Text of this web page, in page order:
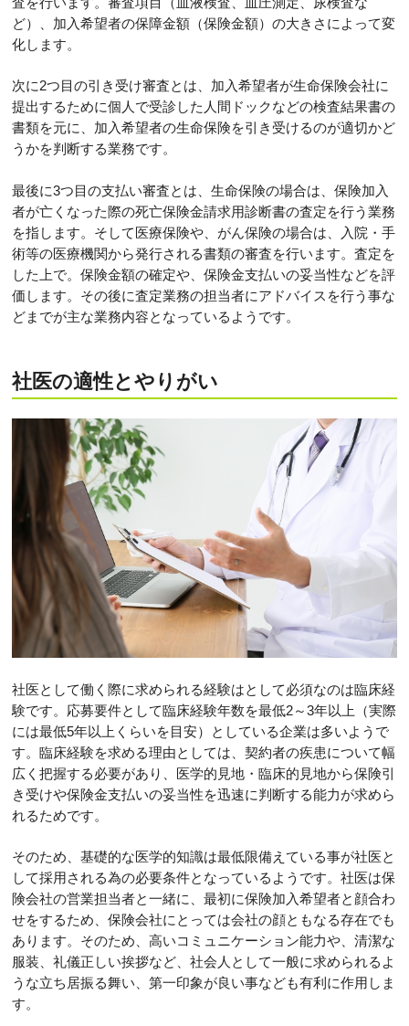
ど）、加入希望者の保障金額（保険金額）の大きさによって変
化します。
次に2つ目の引き受け審査とは、加入希望者が生命保険会社に
提出するために個人で受診した人間ドックなどの検査結果書の
書類を元に、加入希望者の生命保険を引き受けるのが適切かど
うかを判断する業務です。
最後に3つ目の支払い審査とは、生命保険の場合は、保険加入
者が亡くなった際の死亡保険金請求用診断書の査定を行う業務
を指します。そして医療保険や、がん保険の場合は、入院・手
術等の医療機関から発行される書類の審査を行います。査定を
した上で。保険金額の確定や、保険金支払いの妥当性などを評
価します。その後に査定業務の担当者にアドバイスを行う事な
どまでが主な業務内容となっているようです。
社医の適性とやりがい
社医として働く際に求められる経験はとして必須なのは臨床経
験です。応募要件として臨床経験年数を最低2～3年以上（実際
には最低5年以上くらいを目安）としている企業は多いようで
す。臨床経験を求める理由としては、契約者の疾患について幅
広く把握する必要があり、医学的見地・臨床的見地から保険引
き受けや保険金支払いの妥当性を迅速に判断する能力が求めら
れるためです。
そのため、基礎的な医学的知識は最低限備えている事が社医と
して採用される為の必要条件となっているようです。社医は保
険会社の営業担当者と一緒に、最初に保険加入希望者と顔合わ
せをするため、保険会社にとっては会社の顔ともなる存在でも
あります。そのため、高いコミュニケーション能力や、清潔な
服装、礼儀正しい挨拶など、社会人として一般に求められるよ
うな立ち居振る舞い、第一印象が良い事なども有利に作用しま
す。